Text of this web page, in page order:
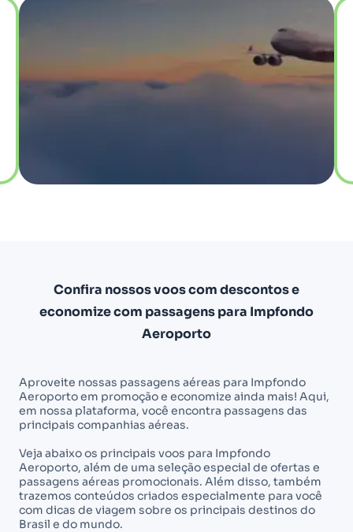
Confira nossos voos com descontos e
economize com passagens para Impfondo
Aeroporto
Aproveite nossas passagens aéreas para Impfondo
Aeroporto em promoção e economize ainda mais! Aqui,
em nossa plataforma, você encontra passagens das
principais companhias aéreas.
Veja abaixo os principais voos para Impfondo
Aeroporto, além de uma seleção especial de ofertas e
passagens aéreas promocionais. Além disso, também
trazemos conteúdos criados especialmente para você
com dicas de viagem sobre os principais destinos do
Brasil e do mundo.